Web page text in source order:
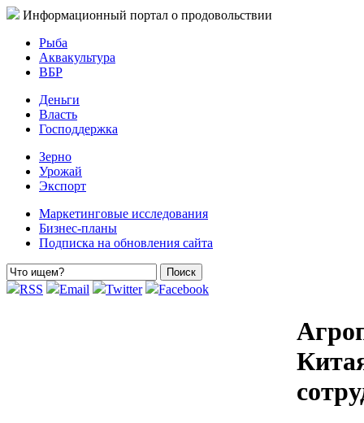
Информационный портал о продовольствии
Рыба
Аквакультура
ВБР
Деньги
Власть
Господдержка
Зерно
Урожай
Экспорт
Маркетинговые исследования
Бизнес-планы
Подписка на обновления сайта
RSS Email Twitter Facebook